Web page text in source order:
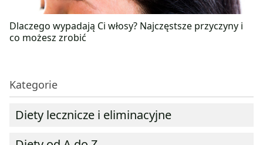
Dlaczego wypadają Ci włosy? Najczęstsze przyczyny i
co możesz zrobić
Kategorie
Diety lecznicze i eliminacyjne